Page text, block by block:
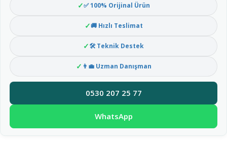
✅ 100% Orijinal Ürün
🚚 Hızlı Teslimat
🛠 Teknik Destek
👨‍💼 Uzman Danışman
0530 207 25 77
WhatsApp